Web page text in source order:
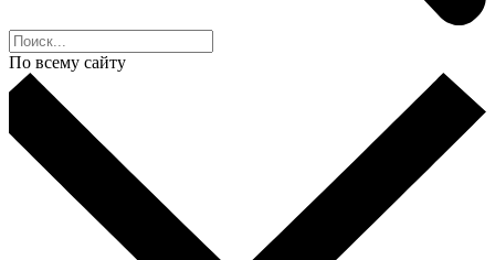
По всему сайту